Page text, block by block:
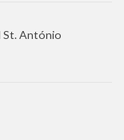
St. António